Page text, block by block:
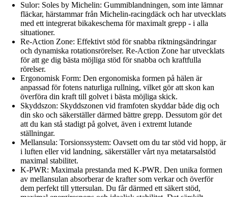
Sulor: Soles by Michelin: Gummiblandningen, som inte lämnar
fläckar, härstammar från Michelin-racingdäck och har utvecklats
med ett integrerat bikakeschema för maximalt grepp - i alla
situationer.
Re-Action Zone: Effektivt stöd för snabba riktningsändringar
och dynamiska rotationsrörelser. Re-Action Zone har utvecklats
för att ge dig bästa möjliga stöd för snabba och kraftfulla
rörelser.
Ergonomisk Form: Den ergonomiska formen på hälen är
anpassad för fotens naturliga rullning, vilket gör att skon kan
överföra din kraft till golvet i bästa möjliga skick.
Skyddszon: Skyddszonen vid framfoten skyddar både dig och
din sko och säkerställer därmed bättre grepp. Dessutom gör det
att du kan stå stadigt på golvet, även i extremt lutande
ställningar.
Mellansula: Torsionssystem: Oavsett om du tar stöd vid hopp, är
i luften eller vid landning, säkerställer vårt nya metatarsalstöd
maximal stabilitet.
K-PWR: Maximala prestanda med K-PWR. Den unika formen
av mellansulan absorberar de krafter som verkar och överför
dem perfekt till yttersulan. Du får därmed ett säkert stöd,